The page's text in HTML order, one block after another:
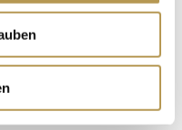
4 Wochen vor
wir uns vor, 80 % des
zu stellen.